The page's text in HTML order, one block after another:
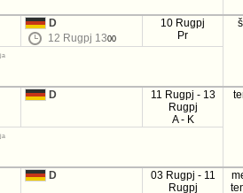
D
12 Rugpj 1300
10 Rugpj
Pr
D
11 Rugpj - 13
Rugpj
A - K
D
03 Rugpj - 11
Rugpj